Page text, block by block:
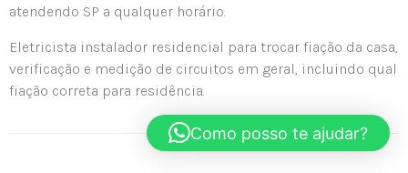
atendendo SP a qualquer horário.
Eletricista instalador residencial para trocar fiação da casa,
verificação e medição de circuitos em geral, incluindo qual
fiação correta para residência.
Como posso te ajudar?